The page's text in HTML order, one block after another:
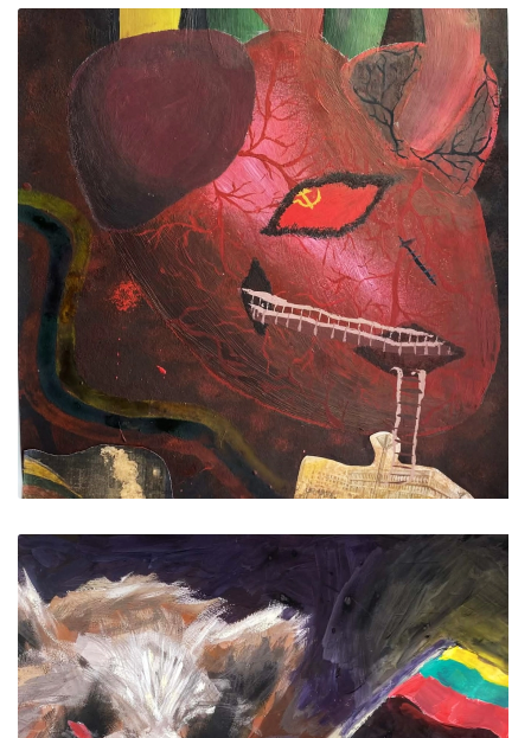
ES Projektas GENIUS LOCI. Tarptautinis muziejų projektas
ES PROJEKTAS GENIUS LOCI. Rengiamas Vydūno
suolelis
ES PROJEKTAS GENIUS LOCI. Vydūno šviesos
festivalio ,,atidarymas"
ES PROJEKTAS GENIUS LOCI. Įrengtas Vydūno
šviesos takas
ES PROJEKTAS GENIUS LOCI. Įrengtas kiemo
apšvietimas
ES projektas GENIUS LOCI. Audio gidas muziejuje
ES PROJEKTAS GENIUS LOCI. Įsigyti rūbų komplektai
ES projektas GENIUS LOCI. Atnaujinta interneto
svetainė
ES PROJEKTAS GENIUS LOCI. Rengiamas kiemo
apšvietimas